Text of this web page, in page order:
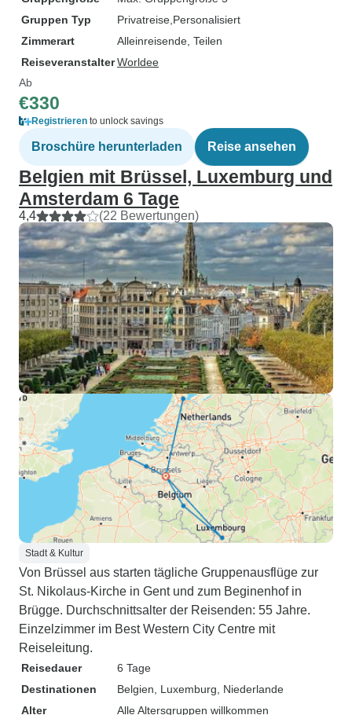
Gruppen Typ
Privatreise Personalisiert
Zimmerart
Alleinreisende, Teilen
ReiseveranstalterWorldee
Ab
€330
Registrieren to unlock savings
Broschüre herunterladen Reise ansehen
Belgien mit Brüssel, Luxemburg und
Amsterdam 6 Tage
4,4 (22 Bewertungen)
Stadt & Kultur
Von Brüssel aus starten tägliche Gruppenausflüge zur
St. Nikolaus-Kirche in Gent und zum Beginenhof in
Brügge. Durchschnittsalter der Reisenden: 55 Jahre.
Einzelzimmer im Best Western City Centre mit
Reiseleitung.
Reisedauer
6 Tage
Destinationen
Belgien , Luxemburg , Niederlande
Alter
Alle Altersgruppen willkommen